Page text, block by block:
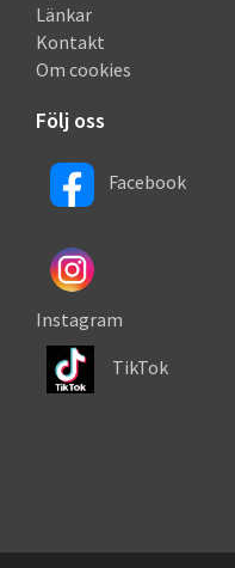
Länkar
Kontakt
Om cookies
Följ oss
Facebook
Instagram
TikTok